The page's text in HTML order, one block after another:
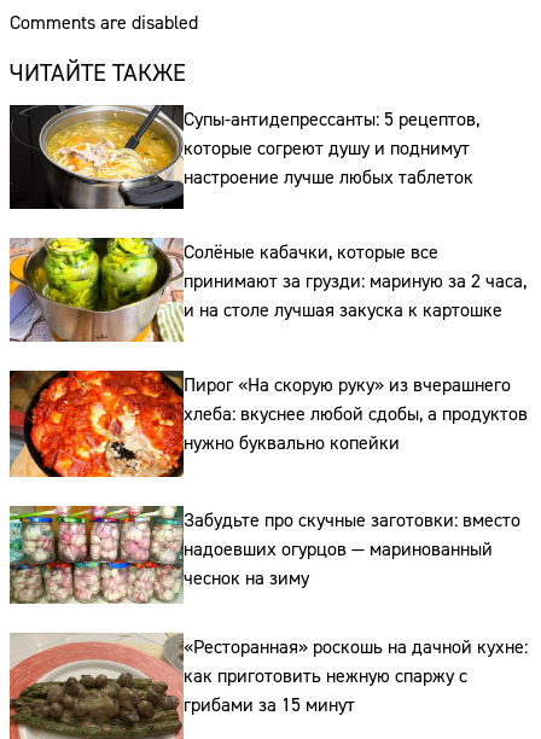
Comments are disabled
ЧИТАЙТЕ ТАКЖЕ
Супы-антидепрессанты: 5 рецептов,
которые согреют душу и поднимут
настроение лучше любых таблеток
Солёные кабачки, которые все
принимают за грузди: мариную за 2 часа,
и на столе лучшая закуска к картошке
Пирог «На скорую руку» из вчерашнего
хлеба: вкуснее любой сдобы, а продуктов
нужно буквально копейки
Забудьте про скучные заготовки: вместо
надоевших огурцов — маринованный
чеснок на зиму
«Ресторанная» роскошь на дачной кухне:
как приготовить нежную спаржу с
грибами за 15 минут
Адрес: